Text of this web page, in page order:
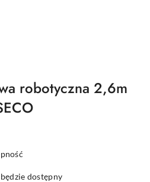
robotyczna 2,6m
dostępny